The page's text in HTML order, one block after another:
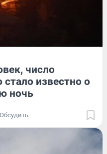
число
известно о
ночь
Обсудить